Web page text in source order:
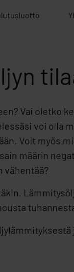
Vai oletko
voi olla
Voit myös
määrin
vähentää?